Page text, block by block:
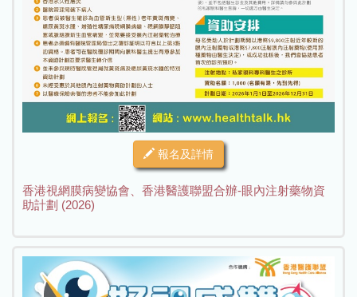
報名及詳情
香港視網膜病變協會、香港醫護聯盟合辦-眼內注射藥物資
助計劃 (2026)